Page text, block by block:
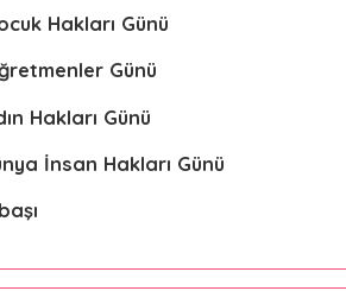
Hakları Günü
Günü
Hakları Günü
İnsan Hakları Günü